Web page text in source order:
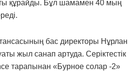
құрайды. Бұл шамамен 40 мың
бас директоры Нұрлан
жыл санап артуда. Серіктестік
тарапынан «Бурное солар -2»